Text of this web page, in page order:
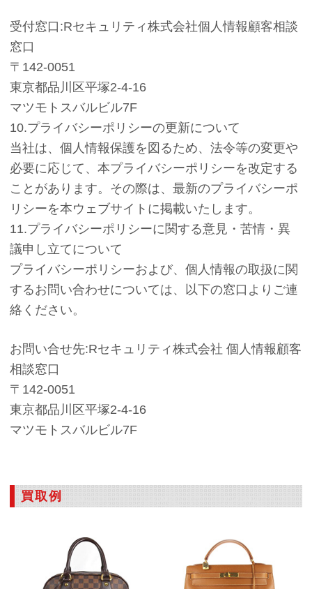
受付窓口:Rセキュリティ株式会社個人情報顧客相談
窓口
〒142-0051
東京都品川区平塚2-4-16
マツモトスバルビル7F
10.プライバシーポリシーの更新について
当社は、個人情報保護を図るため、法令等の変更や
必要に応じて、本プライバシーポリシーを改定する
ことがあります。その際は、最新のプライバシーポ
リシーを本ウェブサイトに掲載いたします。
11.プライバシーポリシーに関する意見・苦情・異
議申し立てについて
プライバシーポリシーおよび、個人情報の取扱に関
するお問い合わせについては、以下の窓口よりご連
絡ください。
お問い合せ先:Rセキュリティ株式会社 個人情報顧客
相談窓口
〒142-0051
東京都品川区平塚2-4-16
マツモトスバルビル7F
買取例